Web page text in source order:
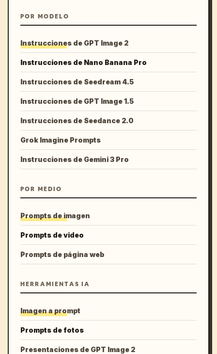
POR MODELO
Instrucciones de GPT Image 2
Instrucciones de Nano Banana Pro
Instrucciones de Seedream 4.5
Instrucciones de GPT Image 1.5
Instrucciones de Seedance 2.0
Grok Imagine Prompts
Instrucciones de Gemini 3 Pro
POR MEDIO
Prompts de imagen
Prompts de video
Prompts de página web
HERRAMIENTAS IA
Imagen a prompt
Prompts de fotos
Presentaciones de GPT Image 2